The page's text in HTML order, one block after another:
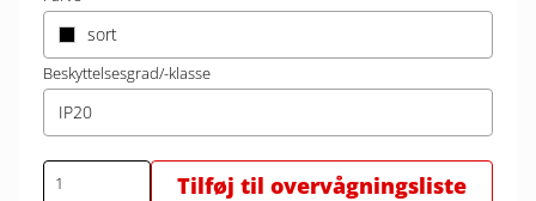
sort
Beskyttelsesgrad/-klasse
IP20
Tilføj til overvågningsliste